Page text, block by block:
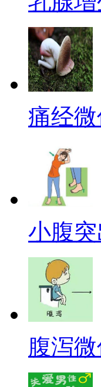
痛经
小腹
腹泻